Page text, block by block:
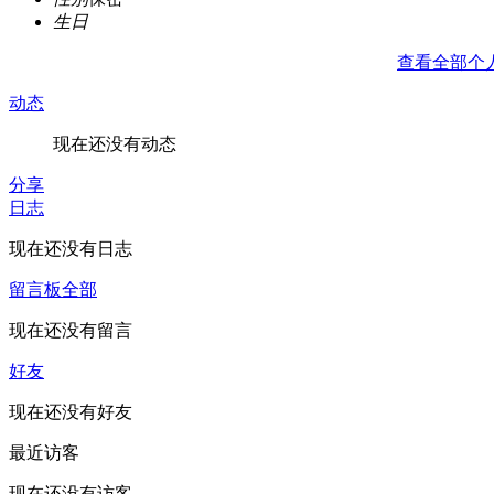
生日
查看全部个
动态
现在还没有动态
分享
日志
现在还没有日志
留言板全部
现在还没有留言
好友
现在还没有好友
最近访客